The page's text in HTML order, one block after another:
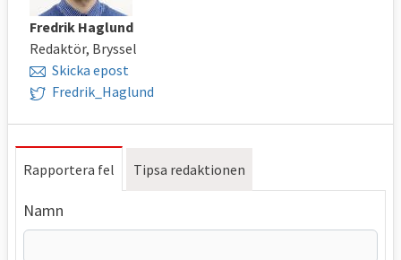
Fredrik Haglund
Redaktör, Bryssel
Skicka epost
Fredrik_Haglund
Rapportera fel Tipsa redaktionen
Namn